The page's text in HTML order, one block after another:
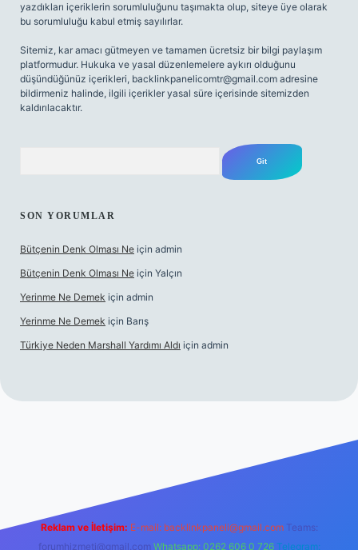
yazdıkları içeriklerin sorumluluğunu taşımakta olup, siteye üye olarak
bu sorumluluğu kabul etmiş sayılırlar.
Sitemiz, kar amacı gütmeyen ve tamamen ücretsiz bir bilgi paylaşım
platformudur. Hukuka ve yasal düzenlemelere aykırı olduğunu
düşündüğünüz içerikleri, backlinkpanelicomtr@gmail.com adresine
bildirmeniz halinde, ilgili içerikler yasal süre içerisinde sitemizden
kaldırılacaktır.
SON YORUMLAR
Bütçenin Denk Olması Ne için admin
Bütçenin Denk Olması Ne için Yalçın
Yerinme Ne Demek için admin
Yerinme Ne Demek için Barış
Türkiye Neden Marshall Yardımı Aldı için admin
Reklam ve İletişim: E-mail: backlinkpaneli@gmail.com Teams:
forumhizmeti@gmail.com Whatsapp: 0262 606 0 726 Telegram: